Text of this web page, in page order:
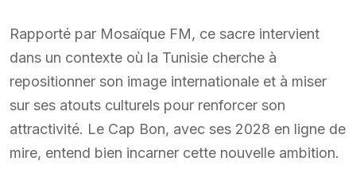
Rapporté par Mosaïque FM, ce sacre intervient
dans un contexte où la Tunisie cherche à
repositionner son image internationale et à miser
sur ses atouts culturels pour renforcer son
attractivité. Le Cap Bon, avec ses 2028 en ligne de
mire, entend bien incarner cette nouvelle ambition.